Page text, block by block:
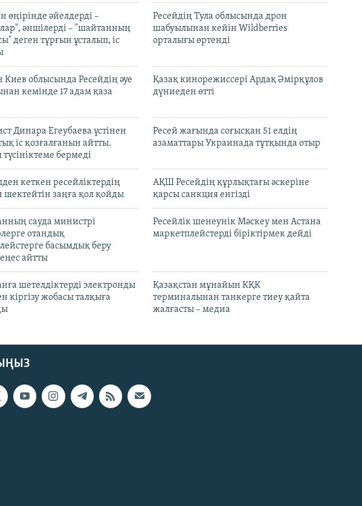
өңірінде әйелдерді –
әншілерді – "шайтанның
деген тұрғын ұсталып, іс
Ресейдің Тула облысында дрон
шабуылынан кейін Wildberries
орталығы өртенді
Киев облысында Ресейдің әуе
кемінде 17 адам қаза
Қазақ кинорежиссері Ардақ Әмірқұлов
дүниеден өтті
Динара Егеубаева үстінен
іс қозғалғанын айтты.
бермеді
Ресей жағында соғысқан 51 елдің
азаматтары Украинада тұтқында отыр
кеткен ресейліктердің
заңға қол қойды
АҚШ Ресейдің құрлықтағы әскеріне
қарсы санкция енгізді
сауда министрі
отандық
басымдық беру
айтты
Ресейлік шенеунік Мәскеу мен Астана
маркетплейстерді біріктірмек дейді
шетелдіктерді электронды
кіргізу жобасы талқыға
Қазақстан мұнайын КҚК
терминалынан танкерге тиеу қайта
жалғасты – медиа